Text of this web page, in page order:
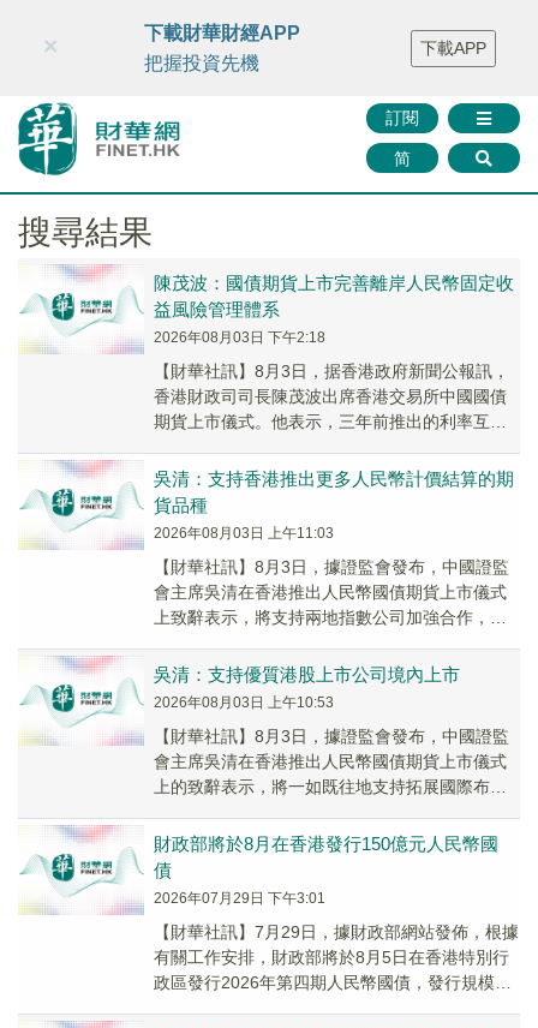
財華智庫網 FINTV FINMETA 財華證券 媒體矩陣
智庫沙龍
聯絡我們
訂閱
简
×
下載財華財經APP
把握投資先機
下載APP
搜尋結果
陳茂波：國債期貨上市完善離岸人民幣固定收
益風險管理體系
2026年08月03日 下午2:18
【財華社訊】8月3日，据香港政府新聞公報訊，
香港財政司司長陳茂波出席香港交易所中國國債
期貨上市儀式。他表示，三年前推出的利率互換
險，今天...
吳清：支持香港推出更多人民幣計價結算的期
貨品種
2026年08月03日 上午11:03
【財華社訊】8月3日，據證監會發布，中國證監
會主席吳清在香港推出人民幣國債期貨上市儀式
上致辭表示，將支持兩地指數公司加強合作，推
推出更多...
吳清：支持優質港股上市公司境內上市
2026年08月03日 上午10:53
【財華社訊】8月3日，據證監會發布，中國證監
會主席吳清在香港推出人民幣國債期貨上市儀式
上的致辭表示，將一如既往地支持拓展國際布局
內上市，...
財政部將於8月在香港發行150億元人民幣國
債
2026年07月29日 下午3:01
【財華社訊】7月29日，據財政部網站發佈，根據
有關工作安排，財政部將於8月5日在香港特別行
政區發行2026年第四期人民幣國債，發行規模為